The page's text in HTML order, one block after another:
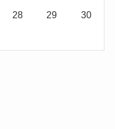
28 29 30